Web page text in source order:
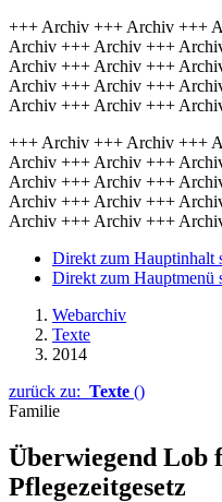
+++ Archiv +++ Archiv +++
Archiv +++ Archiv +++
Archiv +++ Archiv +++
Archiv +++ Archiv +++
Archiv +++ Archiv +++
+++ Archiv +++ Archiv +++
Archiv +++ Archiv +++
Archiv +++ Archiv +++
Archiv +++ Archiv +++
Archiv +++ Archiv +++
Direkt zum Hauptinhalt
Direkt zum Hauptmenü
Webarchiv
Texte
2014
zurück zu: Texte ()
Familie
Überwiegend Lob
Pflegezeitgesetz